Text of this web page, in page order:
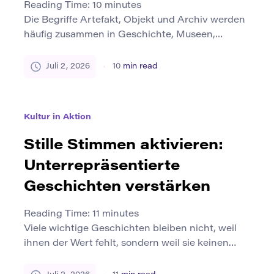
Reading Time: 10 minutes
Die Begriffe Artefakt, Objekt und Archiv werden
häufig zusammen in Geschichte, Museen,
und Geisteswissenschaften verwendet. Sie sind
Unterschied hängt von Bedeutung, […]
Juli 2, 2026 10 min read
Kultur in Aktion
Stille Stimmen aktivieren:
Unterrepräsentierte
Geschichten verstärken
Reading Time: 11 minutes
Viele wichtige Geschichten bleiben nicht, weil
ihnen der Wert fehlt, sondern weil sie keinen